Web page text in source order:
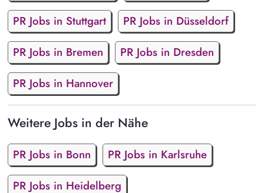
PR Jobs in Stuttgart
PR Jobs in Düsseldorf
PR Jobs in Bremen
PR Jobs in Dresden
PR Jobs in Hannover
Weitere Jobs in der Nähe
PR Jobs in Bonn
PR Jobs in Karlsruhe
PR Jobs in Heidelberg